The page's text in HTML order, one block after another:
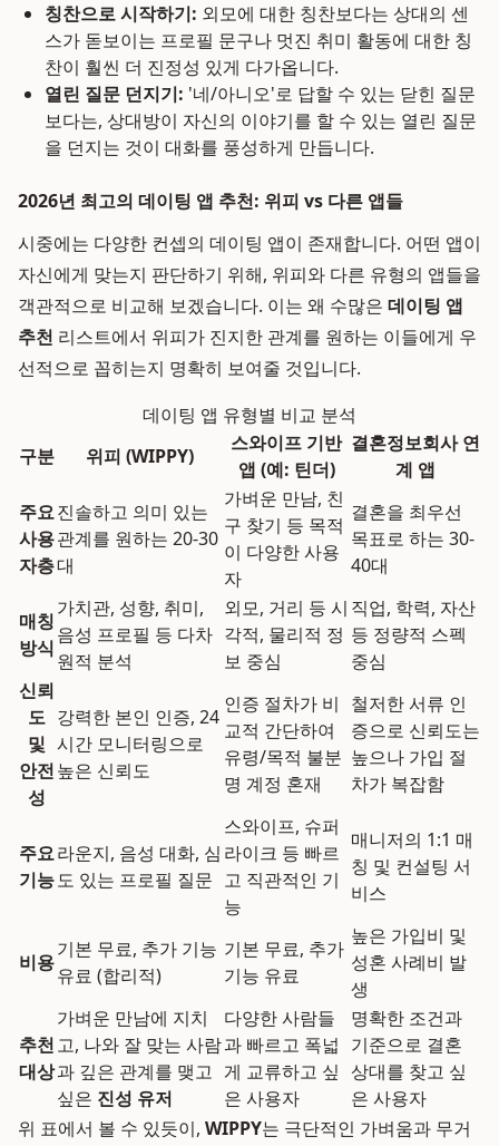
칭찬으로 시작하기: 외모에 대한 칭찬보다는 상대의 센
스가 돋보이는 프로필 문구나 멋진 취미 활동에 대한 칭
찬이 훨씬 더 진정성 있게 다가옵니다.
열린 질문 던지기: '네/아니오'로 답할 수 있는 닫힌 질문
보다는, 상대방이 자신의 이야기를 할 수 있는 열린 질문
을 던지는 것이 대화를 풍성하게 만듭니다.
2026년 최고의 데이팅 앱 추천: 위피 vs 다른 앱들
시중에는 다양한 컨셉의 데이팅 앱이 존재합니다. 어떤 앱이
자신에게 맞는지 판단하기 위해, 위피와 다른 유형의 앱들을
객관적으로 비교해 보겠습니다. 이는 왜 수많은 데이팅 앱
추천 리스트에서 위피가 진지한 관계를 원하는 이들에게 우
선적으로 꼽히는지 명확히 보여줄 것입니다.
데이팅 앱 유형별 비교 분석
구분
위피 (WIPPY)
스와이프 기반
앱 (예: 틴더)
결혼정보회사 연
계 앱
주요
사용
자층
진솔하고 의미 있는
관계를 원하는 20-30
대
가벼운 만남, 친
구 찾기 등 목적
이 다양한 사용
자
결혼을 최우선
목표로 하는 30-
40대
매칭
방식
가치관, 성향, 취미,
음성 프로필 등 다차
원적 분석
외모, 거리 등 시
각적, 물리적 정
보 중심
직업, 학력, 자산
등 정량적 스펙
중심
신뢰
도
및
안전
성
강력한 본인 인증, 24
시간 모니터링으로
높은 신뢰도
인증 절차가 비
교적 간단하여
유령/목적 불분
명 계정 혼재
철저한 서류 인
증으로 신뢰도는
높으나 가입 절
차가 복잡함
주요
기능
라운지, 음성 대화, 심
도 있는 프로필 질문
스와이프, 슈퍼
라이크 등 빠르
고 직관적인 기
능
매니저의 1:1 매
칭 및 컨설팅 서
비스
비용
기본 무료, 추가 기능
유료 (합리적)
기본 무료, 추가
기능 유료
높은 가입비 및
성혼 사례비 발
생
추천
대상
가벼운 만남에 지치
고, 나와 잘 맞는 사람
과 깊은 관계를 맺고
싶은 진성 유저
다양한 사람들
과 빠르고 폭넓
게 교류하고 싶
은 사용자
명확한 조건과
기준으로 결혼
상대를 찾고 싶
은 사용자
위 표에서 볼 수 있듯이, WIPPY는 극단적인 가벼움과 무거